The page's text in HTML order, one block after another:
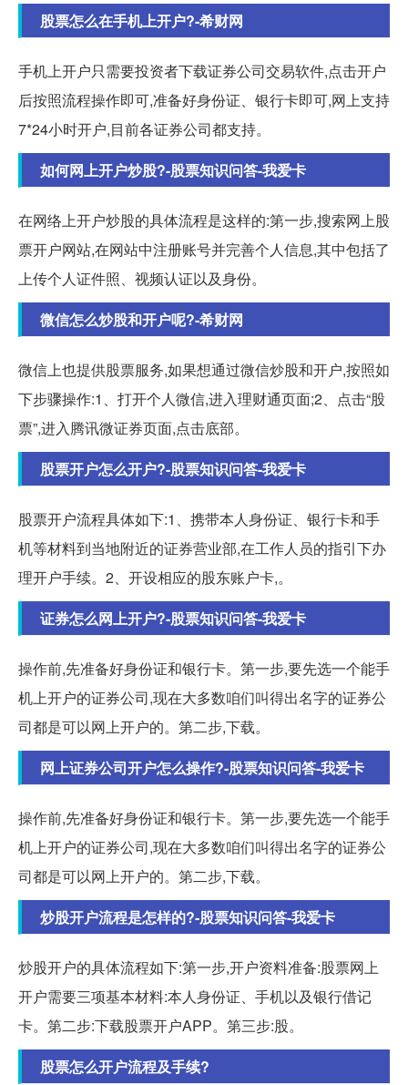
股票怎么在手机上开户?-希财网
手机上开户只需要投资者下载证券公司交易软件,点击开户
后按照流程操作即可,准备好身份证、银行卡即可,网上支持
7*24小时开户,目前各证券公司都支持。
如何网上开户炒股?-股票知识问答-我爱卡
在网络上开户炒股的具体流程是这样的:第一步,搜索网上股
票开户网站,在网站中注册账号并完善个人信息,其中包括了
上传个人证件照、视频认证以及身份。
微信怎么炒股和开户呢?-希财网
微信上也提供股票服务,如果想通过微信炒股和开户,按照如
下步骤操作:1、打开个人微信,进入理财通页面;2、点击“股
票”,进入腾讯微证券页面,点击底部。
股票开户怎么开户?-股票知识问答-我爱卡
股票开户流程具体如下:1、携带本人身份证、银行卡和手
机等材料到当地附近的证券营业部,在工作人员的指引下办
理开户手续。2、开设相应的股东账户卡,。
证券怎么网上开户?-股票知识问答-我爱卡
操作前,先准备好身份证和银行卡。第一步,要先选一个能手
机上开户的证券公司,现在大多数咱们叫得出名字的证券公
司都是可以网上开户的。第二步,下载。
网上证券公司开户怎么操作?-股票知识问答-我爱卡
操作前,先准备好身份证和银行卡。第一步,要先选一个能手
机上开户的证券公司,现在大多数咱们叫得出名字的证券公
司都是可以网上开户的。第二步,下载。
炒股开户流程是怎样的?-股票知识问答-我爱卡
炒股开户的具体流程如下:第一步,开户资料准备:股票网上
开户需要三项基本材料:本人身份证、手机以及银行借记
卡。第二步:下载股票开户APP。第三步:股。
股票怎么开户流程及手续?